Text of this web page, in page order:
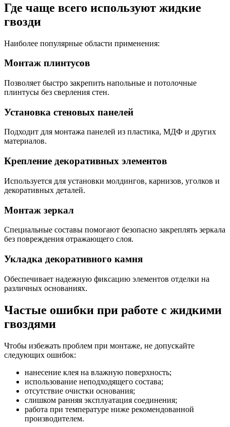
Где чаще всего используют жидкие
гвозди
Наиболее популярные области применения:
Монтаж плинтусов
Позволяет быстро закрепить напольные и потолочные
плинтусы без сверления стен.
Установка стеновых панелей
Подходит для монтажа панелей из пластика, МДФ и других
материалов.
Крепление декоративных элементов
Используется для установки молдингов, карнизов, уголков и
декоративных деталей.
Монтаж зеркал
Специальные составы помогают безопасно закреплять зеркала
без повреждения отражающего слоя.
Укладка декоративного камня
Обеспечивает надежную фиксацию элементов отделки на
различных основаниях.
Частые ошибки при работе с жидкими
гвоздями
Чтобы избежать проблем при монтаже, не допускайте
следующих ошибок:
нанесение клея на влажную поверхность;
использование неподходящего состава;
отсутствие очистки основания;
слишком ранняя эксплуатация соединения;
работа при температуре ниже рекомендованной
производителем.